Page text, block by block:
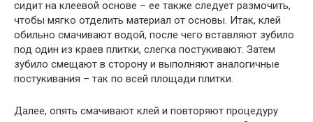
сидит на клеевой основе – ее также следует размочить,
чтобы мягко отделить материал от основы. Итак, клей
обильно смачивают водой, после чего вставляют зубило
под один из краев плитки, слегка постукивают. Затем
зубило смещают в сторону и выполняют аналогичные
постукивания – так по всей площади плитки.
Далее, опять смачивают клей и повторяют процедуру